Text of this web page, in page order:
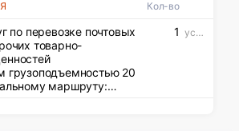
Кол-во
по перевозке почтовых
товарно-
грузоподъемностью 20
маршруту:
1 усл ед